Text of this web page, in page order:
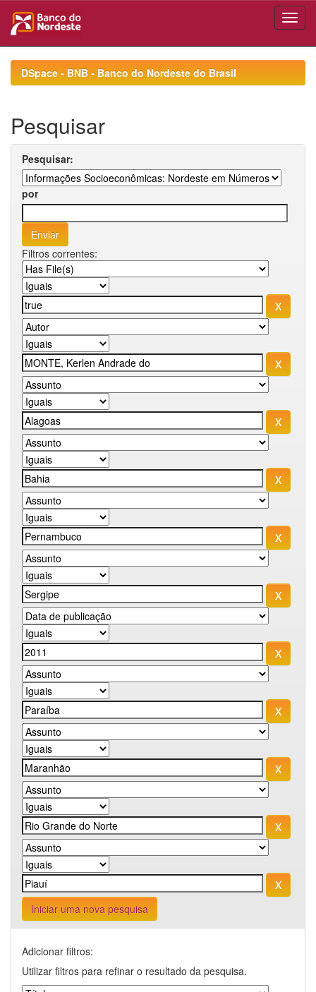
navigationDSpace - BNB - Banco do Nordeste do Brasil
Pesquisar
Pesquisar:
por
Filtros correntes:
Iniciar uma nova pesquisa
Adicionar filtros:
Utilizar filtros para refinar o resultado da pesquisa.